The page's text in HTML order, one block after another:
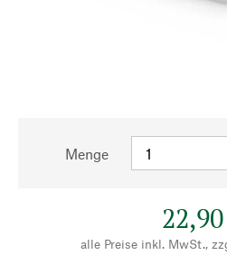
Menge
alle Preise inkl. MwSt.,